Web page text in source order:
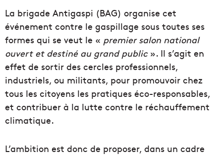
La brigade Antigaspi (BAG) organise cet
événement contre le gaspillage sous toutes ses
formes qui se veut le « premier salon national
ouvert et destiné au grand public». Il s’agit en
effet de sortir des cercles professionnels,
industriels, ou militants, pour promouvoir chez
tous les citoyens les pratiques éco-responsables,
et contribuer à la lutte contre le réchauffement
climatique.
L’ambition est donc de proposer, dans un cadre